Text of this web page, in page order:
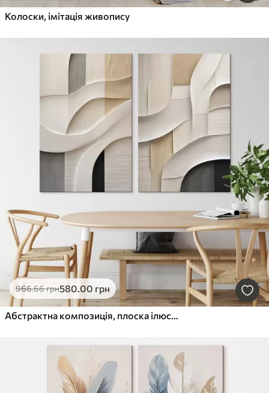
Колоски, імітація живопису
966.66грн580.00 грн
Абстрактна композиція, плоска ілюстрація